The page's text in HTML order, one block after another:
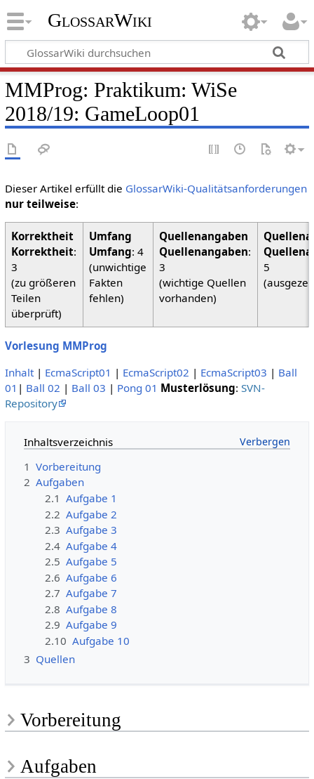
GlossarWiki
MMProg: Praktikum: WiSe
2018/19: GameLoop01
Dieser Artikel erfüllt die GlossarWiki-Qualitätsanforderungen
nur teilweise:
Korrektheit:
3
(zu größeren
Teilen
überprüft)
Umfang: 4
(unwichtige
Fakten
fehlen)
Quellenangaben:
3
(wichtige Quellen
vorhanden)
5
Vorlesung MMProg
Inhalt| EcmaScript01 | EcmaScript02 | EcmaScript03 | Ball
01 | Ball 02 | Ball 03 | Pong 01 Musterlösung: SVN-
Repository
Inhaltsverzeichnis
1 Vorbereitung
2 Aufgaben
2.1 Aufgabe 1
2.2 Aufgabe 2
2.3 Aufgabe 3
2.4 Aufgabe 4
2.5 Aufgabe 5
2.6 Aufgabe 6
2.7 Aufgabe 7
2.8 Aufgabe 8
2.9 Aufgabe 9
2.10 Aufgabe 10
3 Quellen
Vorbereitung
Aufgaben